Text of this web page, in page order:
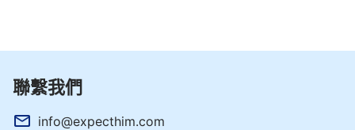
晚上回到家，媽媽跟我說：「老師打來電話把你今天
承認錯誤的事情跟我說了。」聽到老師給媽媽打電話
了，我心裡很緊張，心想：是不是我還有些地方沒做
好？媽媽看到我的樣子笑著說：「老師誇獎你了，說
聯繫我們
info@expecthim.com